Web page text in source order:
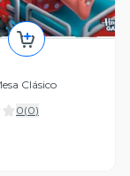
Clásico
0(0)